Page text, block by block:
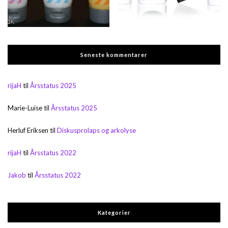
Seneste kommentarer
rijaH til Årsstatus 2025
Marie-Luisetil Årsstatus 2025
Herluf Eriksen til Diskusprolaps og arkolyse
rijaH til Årsstatus 2022
Jakob til Årsstatus 2022
Kategorier